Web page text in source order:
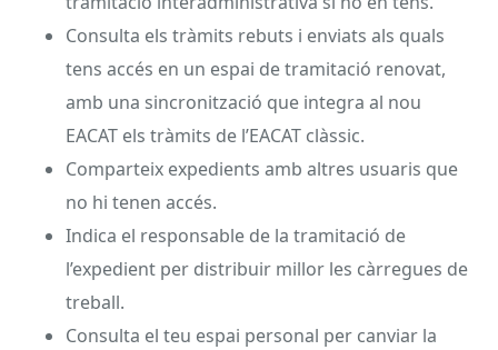
Consulta els tràmits rebuts i enviats als quals
tens accés en un espai de tramitació renovat,
amb una sincronització que integra al nou
EACAT els tràmits de l’EACAT clàssic.
Comparteix expedients amb altres usuaris que
no hi tenen accés.
Indica el responsable de la tramitació de
l’expedient per distribuir millor les càrregues de
treball.
Consulta el teu espai personal per canviar la